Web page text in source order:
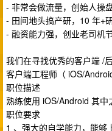
- 非常会做流量，创始人操
- 田间地头搞产研，10 年+
- 融资能力强，创业老司机
我们在寻找优秀的客户端 /
客户端工程师（ iOS/Android
职位描述
熟练使用 iOS/Android 其中
职位要求
1 、强大的自学能力，能够